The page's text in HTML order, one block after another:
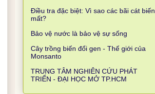
Điều tra đặc biệt: Vì sao các bãi cát biến
mất?
Bảo vệ nước là bảo vệ sự sống
Cây trồng biến đổi gen - Thế giới của
Monsanto
TRUNG TÂM NGHIÊN CỨU PHÁT
TRIỂN - ĐẠI HỌC MỞ TP.HCM